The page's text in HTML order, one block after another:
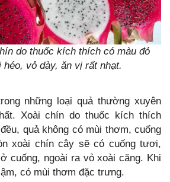
do thuốc kích thích có màu đỏ
héo, vỏ dày, ăn vị rất nhạt.
những loại quả thường xuyên
Xoài chín do thuốc kích thích
quả không có mùi thơm, cuống
xoài chín cây sẽ có cuống tươi,
cuống, ngoài ra vỏ xoài căng. Khi
có mùi thơm đặc trưng.